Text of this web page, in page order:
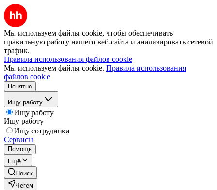
Мы используем файлы cookie, чтобы обеспечивать
правильную работу нашего веб-сайта и анализировать сетевой
трафик.
Правила использования файлов cookie
Мы используем файлы cookie. Правила использования
файлов cookie
Понятно
Ищу работу
Ищу работу
Ищу работу
Ищу сотрудника
Сервисы
Помощь
Ещё
Поиск
Чегем